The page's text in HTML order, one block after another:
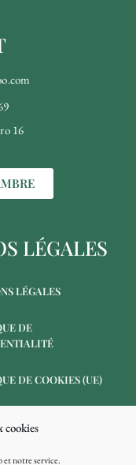
cookies
notre service.
16
LÉGALES
LÉGALES
DE
DE COOKIES (UE)